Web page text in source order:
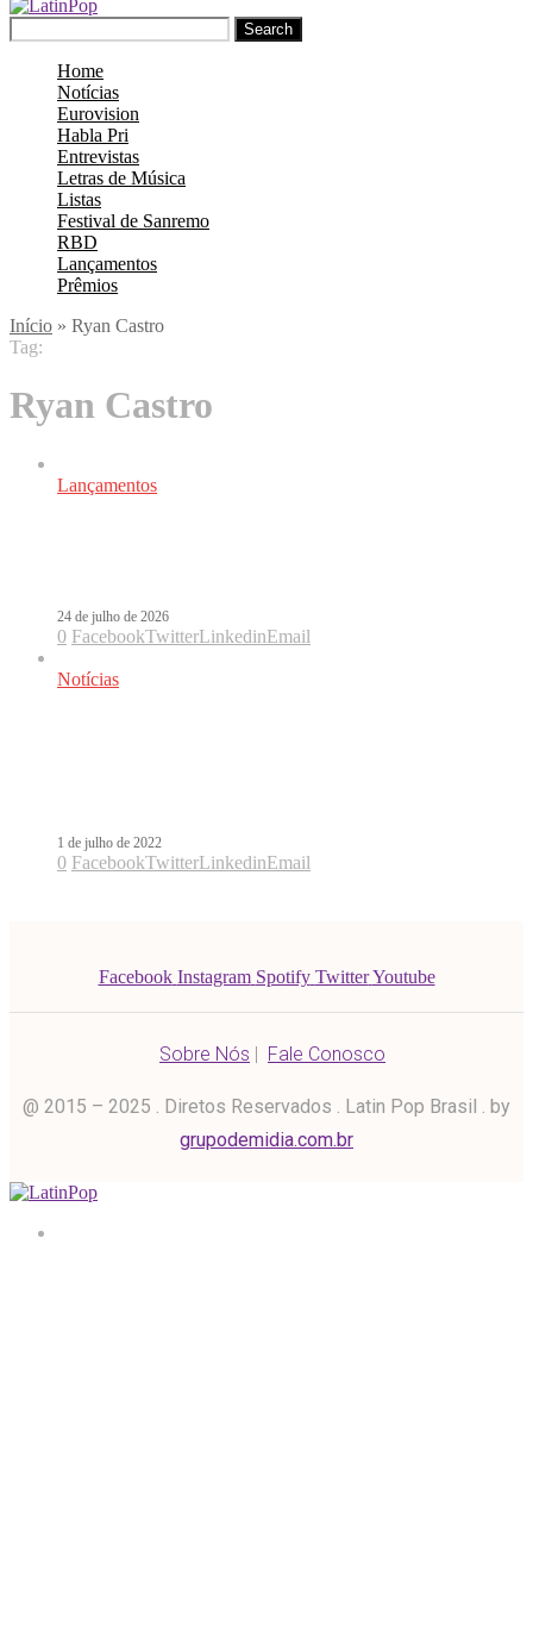
Search
Home
Notícias
Eurovision
Habla Pri
Entrevistas
Letras de Música
Listas
Festival de Sanremo
RBD
Lançamentos
Prêmios
Início » Ryan Castro
Tag:
Ryan Castro
Lançamentos
24 de julho de 2026
0 FacebookTwitterLinkedinEmail
Notícias
1 de julho de 2022
0 FacebookTwitterLinkedinEmail
Facebook Instagram Spotify Twitter Youtube
Sobre Nós | Fale Conosco
@ 2015 – 2025 . Diretos Reservados . Latin Pop Brasil . by
grupodemidia.com.br